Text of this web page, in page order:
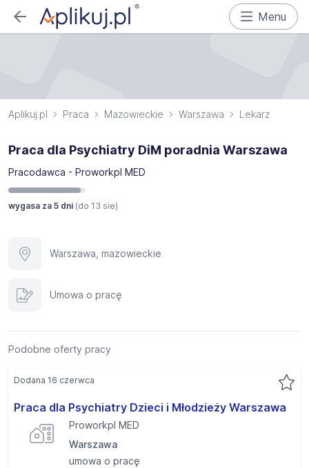
Menu
Aplikuj.pl Praca Mazowieckie Warszawa Lekarz
Praca dla Psychiatry DiM poradnia Warszawa
Pracodawca - Proworkpl MED
wygasa za 5 dni (do 13 sie)
Warszawa, mazowieckie
Umowa o pracę
Podobne oferty pracy
Praca dla Psychiatry Dzieci i Młodzieży Warszawa
Proworkpl MED
Warszawa
umowa o pracę
Dodana 16 czerwca